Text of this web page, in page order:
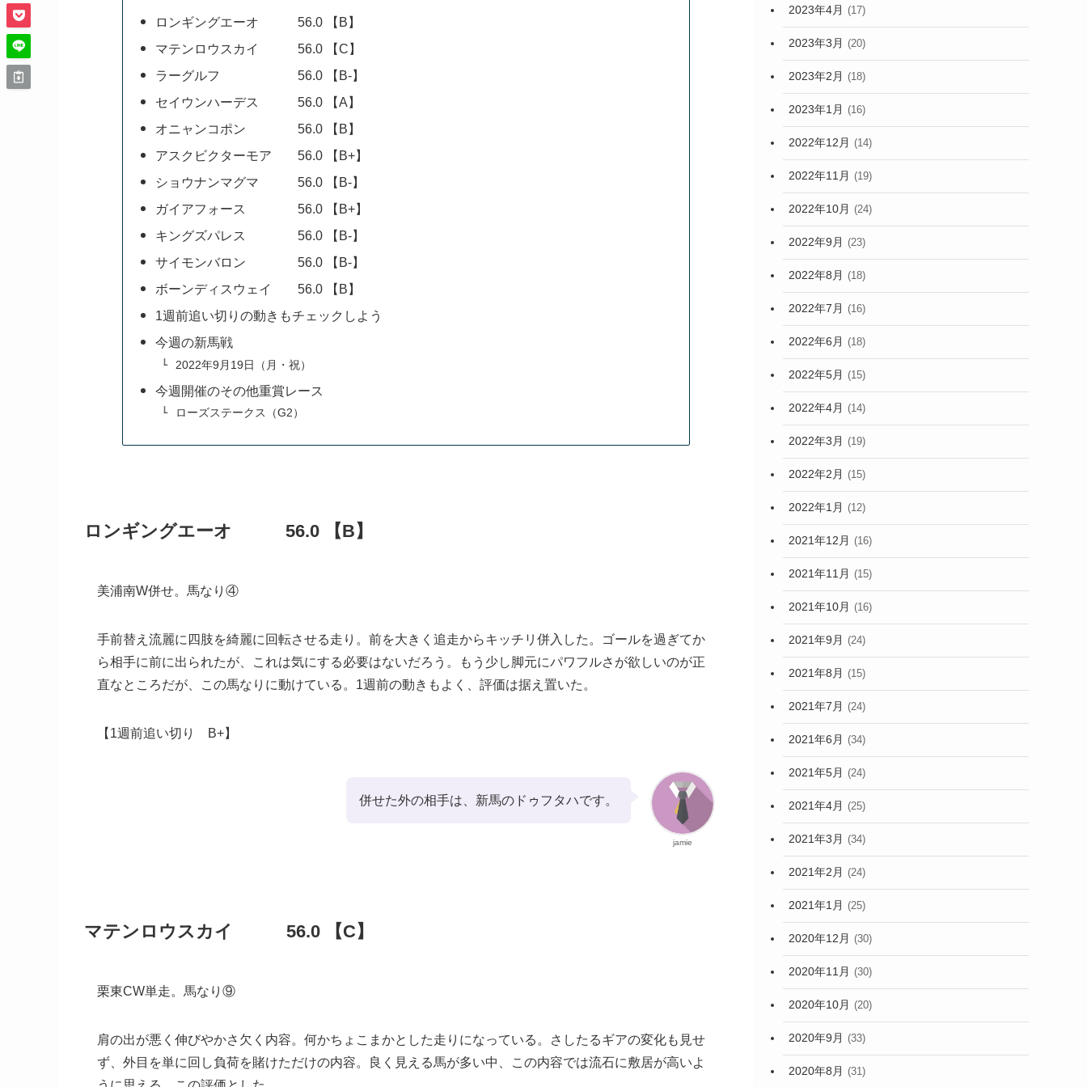
ロンギングエーオ 56.0 【B】
マテンロウスカイ 56.0 【C】
ラーグルフ 56.0 【B-】
セイウンハーデス 56.0 【A】
オニャンコポン 56.0 【B】
アスクビクターモア 56.0 【B+】
ショウナンマグマ 56.0 【B-】
ガイアフォース 56.0 【B+】
キングズパレス 56.0 【B-】
サイモンバロン 56.0 【B-】
ボーンディスウェイ 56.0 【B】
1週前追い切りの動きもチェックしよう
今週の新馬戦
2022年9月19日（月・祝）
今週開催のその他重賞レース
ローズステークス（G2）
ロンギングエーオ 56.0 【B】
美浦南W併せ。馬なり④
手前替え流麗に四肢を綺麗に回転させる走り。前を大きく追走からキッチリ併入した。ゴールを過ぎてか
ら相手に前に出られたが、これは気にする必要はないだろう。もう少し脚元にパワフルさが欲しいのが正
直なところだが、この馬なりに動けている。1週前の動きもよく、評価は据え置いた。
【1週前追い切り B+】
jamie
併せた外の相手は、新馬のドゥフタハです。
マテンロウスカイ 56.0 【C】
栗東CW単走。馬なり⑨
肩の出が悪く伸びやかさ欠く内容。何かちょこまかとした走りになっている。さしたるギアの変化も見せ
ず、外目を単に回し負荷を賭けただけの内容。良く見える馬が多い中、この内容では流石に敷居が高いよ
2023年4月 (17)
2023年3月 (20)
2023年2月 (18)
2023年1月 (16)
2022年12月 (14)
2022年11月 (19)
2022年10月 (24)
2022年9月 (23)
2022年8月 (18)
2022年7月 (16)
2022年6月 (18)
2022年5月 (15)
2022年4月 (14)
2022年3月 (19)
2022年2月 (15)
2022年1月 (12)
2021年12月 (16)
2021年11月 (15)
2021年10月 (16)
2021年9月 (24)
2021年8月 (15)
2021年7月 (24)
2021年6月 (34)
2021年5月 (24)
2021年4月 (25)
2021年3月 (34)
2021年2月 (24)
2021年1月 (25)
2020年12月 (30)
2020年11月 (30)
2020年10月 (20)
2020年9月 (33)
2020年8月 (31)